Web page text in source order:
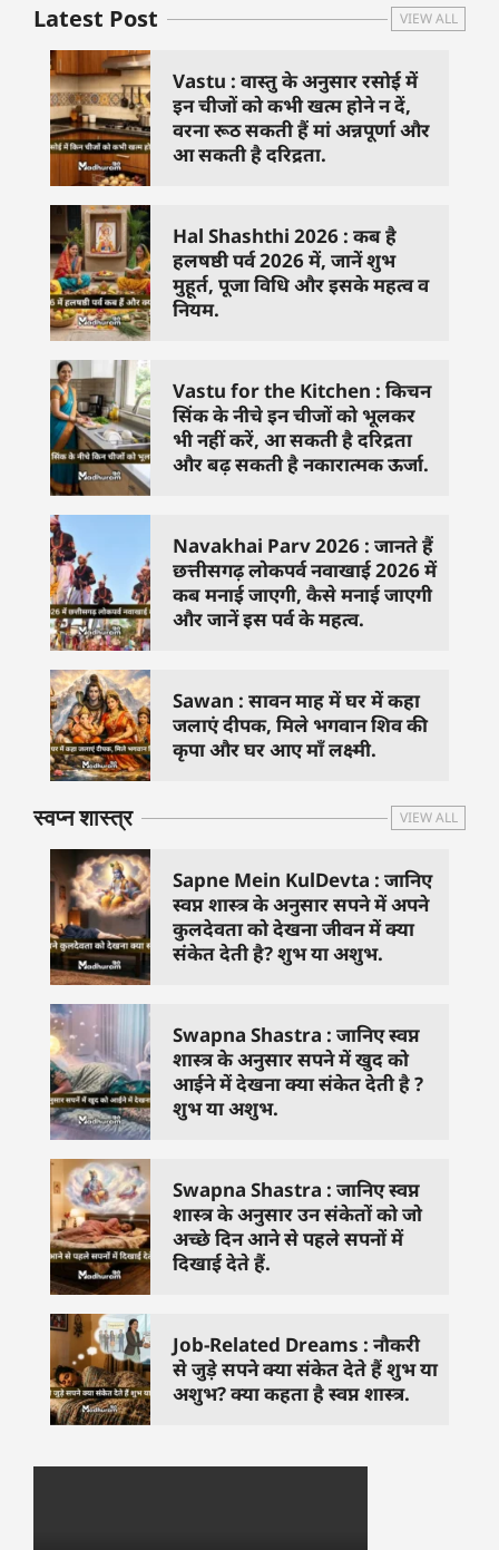
Latest Post VIEW ALL
Vastu : वास्तु के अनुसार रसोई में
इन चीजों को कभी खत्म होने न दें,
वरना रूठ सकती हैं मां अन्नपूर्णा और
आ सकती है दरिद्रता.
Hal Shashthi 2026 : कब है
हलषष्ठी पर्व 2026 में, जानें शुभ
मुहूर्त, पूजा विधि और इसके महत्व व
नियम.
Vastu for the Kitchen : किचन
सिंक के नीचे इन चीजों को भूलकर
भी नहीं करें, आ सकती है दरिद्रता
और बढ़ सकती है नकारात्मक ऊर्जा.
Navakhai Parv 2026 : जानते हैं
छत्तीसगढ़ लोकपर्व नवाखाई 2026 में
कब मनाई जाएगी, कैसे मनाई जाएगी
और जानें इस पर्व के महत्व.
Sawan : सावन माह में घर में कहा
जलाएं दीपक, मिले भगवान शिव की
कृपा और घर आए माँ लक्ष्मी.
स्वप्न शास्त्र VIEW ALL
Sapne Mein KulDevta : जानिए
स्वप्न शास्त्र के अनुसार सपने में अपने
कुलदेवता को देखना जीवन में क्या
संकेत देती है? शुभ या अशुभ.
Swapna Shastra : जानिए स्वप्न
शास्त्र के अनुसार सपने में खुद को
आईने में देखना क्या संकेत देती है ?
शुभ या अशुभ.
Swapna Shastra : जानिए स्वप्न
शास्त्र के अनुसार उन संकेतों को जो
अच्छे दिन आने से पहले सपनों में
दिखाई देते हैं.
Job-Related Dreams : नौकरी
से जुड़े सपने क्या संकेत देते हैं शुभ या
अशुभ? क्या कहता है स्वप्न शास्त्र.